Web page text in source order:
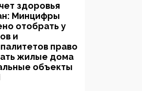
здоровья
Минцифры
отобрать у
и
право
жилые дома
объекты